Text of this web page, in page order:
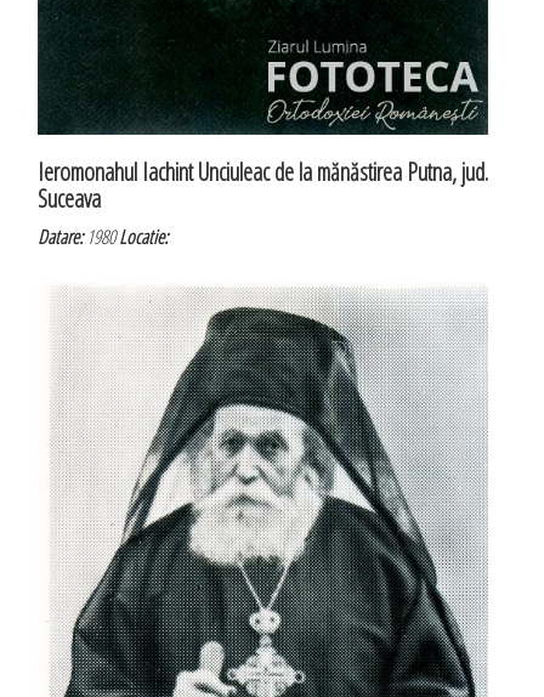
Ieromonahul Iachint Unciuleac de la mănăstirea Putna, jud.
Suceava
Datare:1980Locatie: